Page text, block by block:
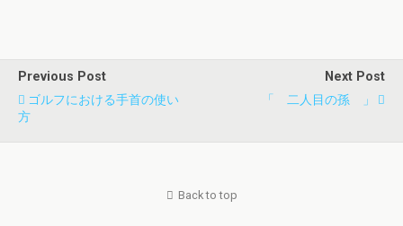
Previous Post
ゴルフにおける手首の使い
方
Next Post
「 二人目の孫 」
Back to top